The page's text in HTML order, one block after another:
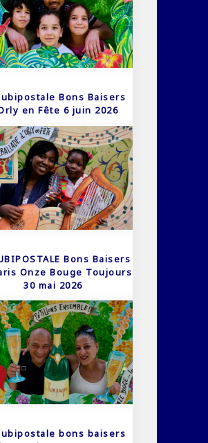
Bons Baisers
en Fête 6 juin 2026
Bons Baisers
Onze Bouge Toujours
30 mai 2026
bons baisers